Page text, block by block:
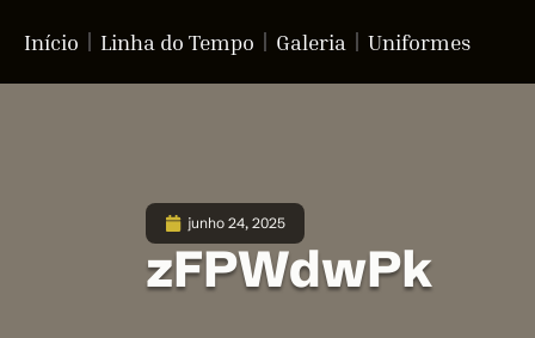
Início Linha do Tempo Galeria Uniformes
junho 24, 2025
zFPWdwPk